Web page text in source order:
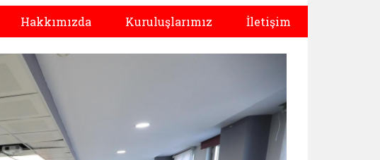
Hakkımızda Kuruluşlarımız İletişim
Sonraki